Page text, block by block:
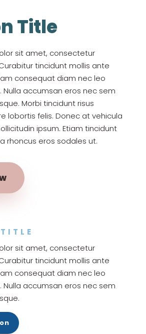
Title
sit amet, consectetur
tincidunt mollis ante
consequat diam nec leo
accumsan eros nec sem
Morbi tincidunt risus
lobortis felis. Donec at vehicula
ipsum. Etiam tincidunt
rhoncus eros sodales ut.
sit amet, consectetur
tincidunt mollis ante
consequat diam nec leo
accumsan eros nec sem